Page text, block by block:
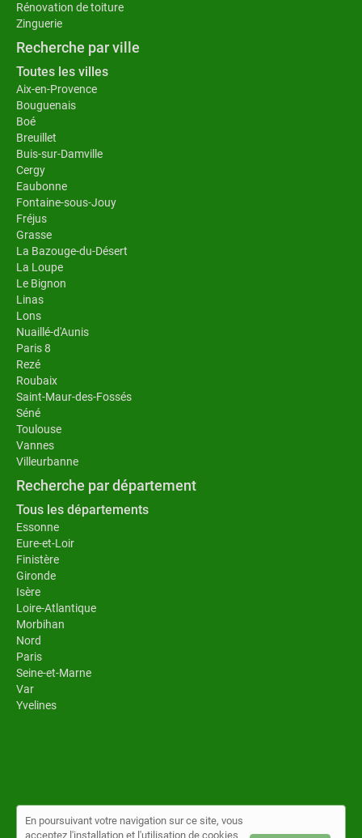
Rénovation de toiture
Zinguerie
Recherche par ville
Toutes les villes
Aix-en-Provence
Bouguenais
Boé
Breuillet
Buis-sur-Damville
Cergy
Eaubonne
Fontaine-sous-Jouy
Fréjus
Grasse
La Bazouge-du-Désert
La Loupe
Le Bignon
Linas
Lons
Nuaillé-d'Aunis
Paris 8
Rezé
Roubaix
Saint-Maur-des-Fossés
Séné
Toulouse
Vannes
Villeurbanne
Recherche par département
Tous les départements
Essonne
Eure-et-Loir
Finistère
Gironde
Isère
Loire-Atlantique
Morbihan
Nord
Paris
Seine-et-Marne
Var
Yvelines
En poursuivant votre navigation sur ce site, vous
acceptez l'installation et l'utilisation de cookies